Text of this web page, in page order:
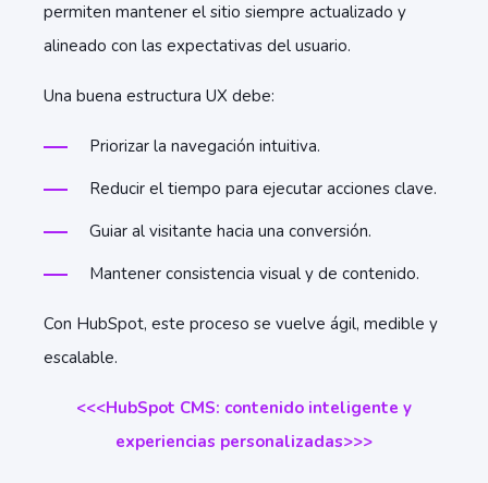
permiten mantener el sitio siempre actualizado y
alineado con las expectativas del usuario.
Una buena estructura UX debe:
Priorizar la navegación intuitiva.
Reducir el tiempo para ejecutar acciones clave.
Guiar al visitante hacia una conversión.
Mantener consistencia visual y de contenido.
Con HubSpot, este proceso se vuelve ágil, medible y
escalable.
<<<HubSpot CMS: contenido inteligente y
experiencias personalizadas>>>